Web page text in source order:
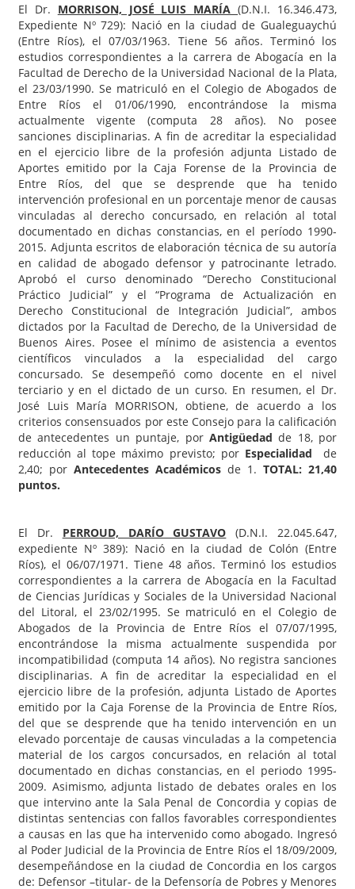
El Dr. MORRISON, JOSÉ LUIS MARÍA(D.N.I. 16.346.473,
Expediente Nº 729): Nació en la ciudad de Gualeguaychú
(Entre Ríos), el 07/03/1963. Tiene 56 años. Terminó los
estudios correspondientes a la carrera de Abogacía en la
Facultad de Derecho de la Universidad Nacional de la Plata,
el 23/03/1990. Se matriculó en el Colegio de Abogados de
Entre Ríos el 01/06/1990, encontrándose la misma
actualmente vigente (computa 28 años). No posee
sanciones disciplinarias. A fin de acreditar la especialidad
en el ejercicio libre de la profesión adjunta Listado de
Aportes emitido por la Caja Forense de la Provincia de
Entre Ríos, del que se desprende que ha tenido
intervención profesional en un porcentaje menor de causas
vinculadas al derecho concursado, en relación al total
documentado en dichas constancias, en el período 1990-
2015. Adjunta escritos de elaboración técnica de su autoría
en calidad de abogado defensor y patrocinante letrado.
Aprobó el curso denominado “Derecho Constitucional
Práctico Judicial” y el “Programa de Actualización en
Derecho Constitucional de Integración Judicial”, ambos
dictados por la Facultad de Derecho, de la Universidad de
Buenos Aires. Posee el mínimo de asistencia a eventos
científicos vinculados a la especialidad del cargo
concursado. Se desempeñó como docente en el nivel
terciario y en el dictado de un curso. En resumen, el Dr.
José Luis María MORRISON, obtiene, de acuerdo a los
criterios consensuados por este Consejo para la calificación
de antecedentes un puntaje, por Antigüedadde 18, por
reducción al tope máximo previsto; por Especialidad de
2,40; por Antecedentes Académicos de 1. TOTAL: 21,40
puntos.
El Dr. PERROUD, DARÍO GUSTAVO (D.N.I. 22.045.647,
expediente Nº 389): Nació en la ciudad de Colón (Entre
Ríos), el 06/07/1971. Tiene 48 años. Terminó los estudios
correspondientes a la carrera de Abogacía en la Facultad
de Ciencias Jurídicas y Sociales de la Universidad Nacional
del Litoral, el 23/02/1995. Se matriculó en el Colegio de
Abogados de la Provincia de Entre Ríos el 07/07/1995,
encontrándose la misma actualmente suspendida por
incompatibilidad (computa 14 años). No registra sanciones
disciplinarias. A fin de acreditar la especialidad en el
ejercicio libre de la profesión, adjunta Listado de Aportes
emitido por la Caja Forense de la Provincia de Entre Ríos,
del que se desprende que ha tenido intervención en un
elevado porcentaje de causas vinculadas a la competencia
material de los cargos concursados, en relación al total
documentado en dichas constancias, en el periodo 1995-
2009. Asimismo, adjunta listado de debates orales en los
que intervino ante la Sala Penal de Concordia y copias de
distintas sentencias con fallos favorables correspondientes
a causas en las que ha intervenido como abogado. Ingresó
al Poder Judicial de la Provincia de Entre Ríos el 18/09/2009,
desempeñándose en la ciudad de Concordia en los cargos
de: Defensor –titular- de la Defensoría de Pobres y Menores